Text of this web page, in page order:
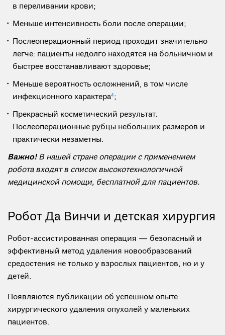
в переливании крови;
Меньше интенсивность боли после операции;
Послеоперационный период проходит значительно
легче: пациенты недолго находятся на больничном и
быстрее восстанавливают здоровье;
Меньше вероятность осложнений, в том числе
инфекционного характера4;
Прекрасный косметический результат.
Послеоперационные рубцы небольших размеров и
практически незаметны.
Важно!В нашей стране операции с применением
робота входят в список высокотехнологичной
медицинской помощи, бесплатной для пациентов.
Робот Да Винчи и детская хирургия
Робот-ассистированная операция — безопасный и
эффективный метод удаления новообразований
средостения не только у взрослых пациентов, но и у
детей.
Появляются публикации об успешном опыте
хирургического удаления опухолей у маленьких
пациентов.